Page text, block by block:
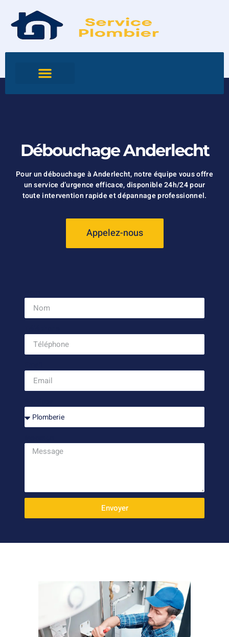
Débouchage Anderlecht
Pour un débouchage à Anderlecht, notre équipe vous offre
un service d’urgence efficace, disponible 24h/24 pour
toute intervention rapide et dépannage professionnel.
Appelez-nous
Envoyer